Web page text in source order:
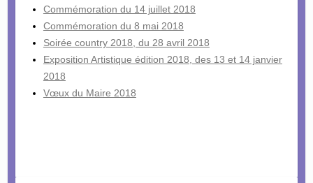
Commémoration du 14 juillet 2018
Commémoration du 8 mai 2018
Soirée country 2018, du 28 avril 2018
Exposition Artistique édition 2018, des 13 et 14 janvier
2018
Vœux du Maire 2018